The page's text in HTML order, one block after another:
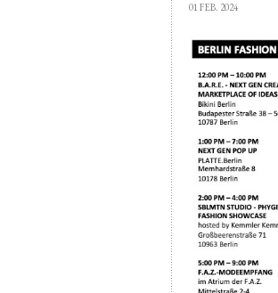
01 FEB. 2024